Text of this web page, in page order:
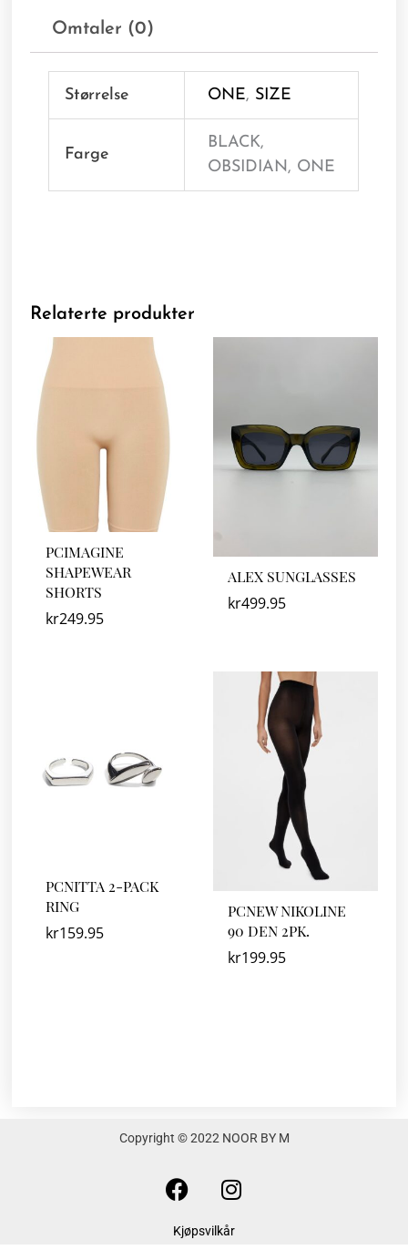
Omtaler (0)
Størrelse ONE, SIZE
Farge
BLACK,
OBSIDIAN, ONE
Relaterte produkter
PCIMAGINE
SHAPEWEAR
SHORTS
kr249.95
ALEX SUNGLASSES
kr499.95
PCNITTA 2-PACK
RING
kr159.95
PCNEW NIKOLINE
90 DEN 2PK.
kr199.95
Copyright © 2022 NOOR BY M
F
a
c
I
n
s
Kjøpsvilkår